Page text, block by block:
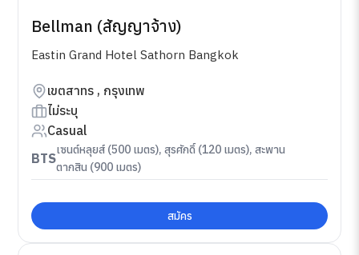
Bellman (สัญญาจ้าง)
Eastin Grand Hotel Sathorn Bangkok
เขตสาทร , กรุงเทพ
ไม่ระบุ
Casual
BTS
เซนต์หลุยส์ (500 เมตร), สุรศักดิ์ (120 เมตร), สะพาน
ตากสิน (900 เมตร)
สมัคร